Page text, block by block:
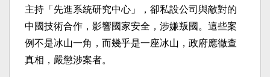
主持「先進系統研究中心」，卻私設公司與敵對的
中國技術合作，影響國家安全，涉嫌叛國。這些案
例不是冰山一角，而幾乎是一座冰山，政府應徹查
真相，嚴懲涉案者。